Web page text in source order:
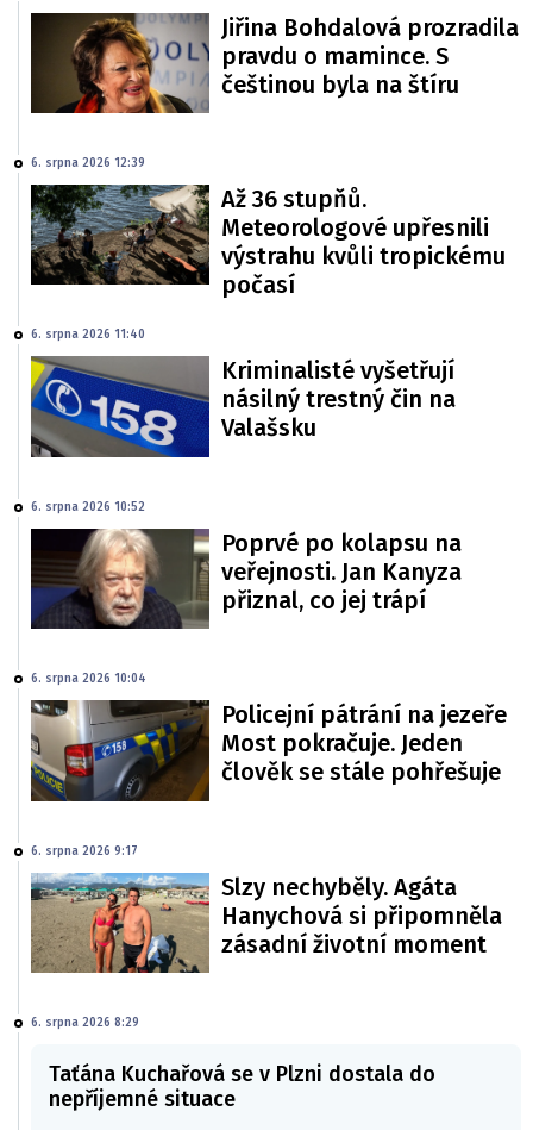
Jiřina Bohdalová prozradila
pravdu o mamince. S
češtinou byla na štíru
6. srpna 2026 12:39
Až 36 stupňů.
Meteorologové upřesnili
výstrahu kvůli tropickému
počasí
6. srpna 2026 11:40
Kriminalisté vyšetřují
násilný trestný čin na
Valašsku
6. srpna 2026 10:52
Poprvé po kolapsu na
veřejnosti. Jan Kanyza
přiznal, co jej trápí
6. srpna 2026 10:04
Policejní pátrání na jezeře
Most pokračuje. Jeden
člověk se stále pohřešuje
6. srpna 2026 9:17
Slzy nechyběly. Agáta
Hanychová si připomněla
zásadní životní moment
6. srpna 2026 8:29
Taťána Kuchařová se v Plzni dostala do
nepříjemné situace